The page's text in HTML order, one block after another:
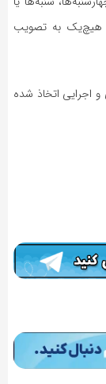
هیچ‌یک به تصویب
اجرایی اتخاذ شده